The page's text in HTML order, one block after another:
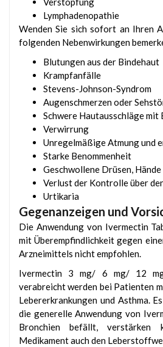
Lymphadenopathie
Wenden Sie sich sofort an Ihren
folgenden Nebenwirkungen
Blutungen aus der Bindehaut
Krampfanfälle
Stevens-Johnson-Syndrom
Augenschmerzen oder
Schwere Hautausschläge mit
Verwirrung
Unregelmäßige Atmung und
Starke Benommenheit
Geschwollene Drüsen,
Verlust der Kontrolle über
Urtikaria
Gegenanzeigen und
Die Anwendung von Ivermectin
mit Überempfindlichkeit gegen
Arzneimittels nicht empfohlen.
Ivermectin 3 mg/ 6 mg/ 12
verabreicht werden bei Patienten
Lebererkrankungen und Asthma.
die generelle Anwendung von
Bronchien befällt, verstärken
Medikament auch den